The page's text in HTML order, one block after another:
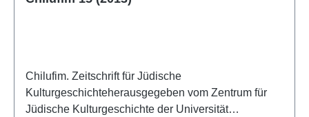
Chilufim. Zeitschrift für Jüdische
Kulturgeschichteherausgegeben vom Zentrum für
Jüdische Kulturgeschichte der Universität